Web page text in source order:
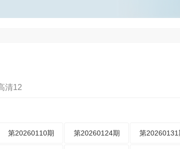
清12
第20260110期 第20260124期 第20260131